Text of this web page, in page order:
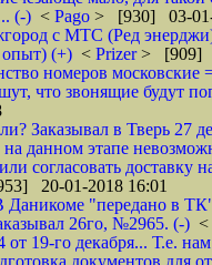
(-) < Pago > [930] 03-01-
с МТС (Ред
(+) < Prizer> [909]
номеров московские
что звонящие будут
Заказывал в Тверь 27
данном этапе
согласовать доставку
20-01-2018 16:01
Даникоме "передано в
26го, №2965. (-) <
от 19-го декабря... Т.е.
документов для